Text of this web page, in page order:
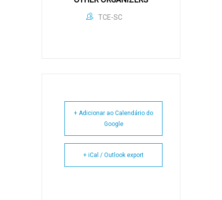
TCE-SC
+ Adicionar ao Calendário do
Google
+ iCal / Outlook export